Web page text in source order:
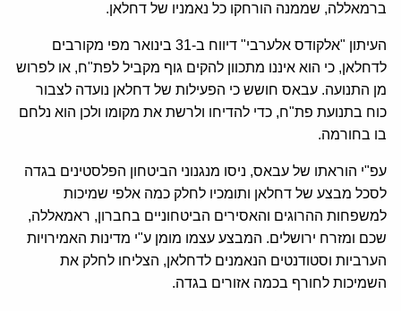
ברמאללה, שממנה הורחקו כל נאמניו של דחלאן.
העיתון "אלקודס אלערבי" דיווח ב-31 בינואר מפי מקורבים
לדחלאן, כי הוא איננו מתכוון להקים גוף מקביל לפת"ח, או לפרוש
מן התנועה. עבאס חושש כי הפעילות של דחלאן נועדה לצבור
כוח בתנועת פת"ח, כדי להדיחו ולרשת את מקומו ולכן הוא נלחם
בו בחורמה.
עפ"י הוראתו של עבאס, ניסו מנגנוני הביטחון הפלסטינים בגדה
לסכל מבצע של דחלאן ותומכיו לחלק כמה אלפי שמיכות
למשפחות ההרוגים והאסירים הביטחוניים בחברון, ראמאללה,
שכם ומזרח ירושלים. המבצע עצמו מומן ע"י מדינות האמירויות
הערביות וסטודנטים הנאמנים לדחלאן, הצליחו לחלק את
השמיכות לחורף בכמה אזורים בגדה.